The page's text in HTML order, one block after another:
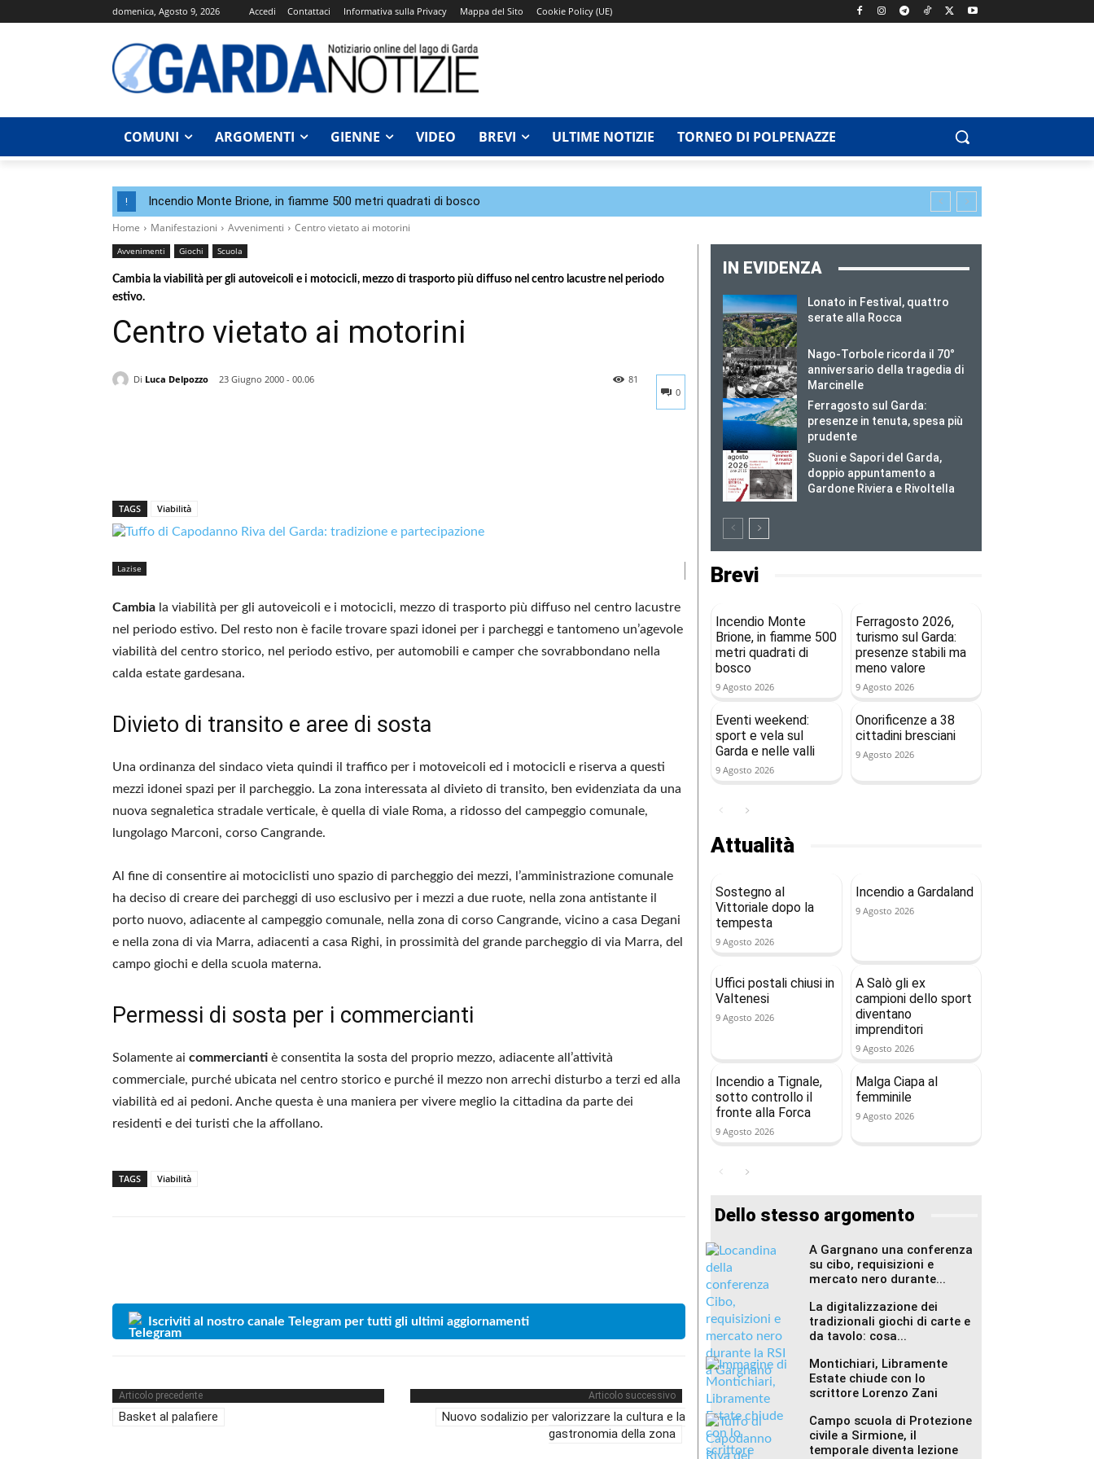
domenica, Agosto 9, 2026 Accedi Contattaci Informativa sulla Privacy Mappa del Sito Cookie Policy (UE)
COMUNI ARGOMENTI GIENNE VIDEO BREVI ULTIME NOTIZIE TORNEO DI POLPENAZZE
! Incendio Monte Brione, in fiamme 500 metri quadrati di bosco
Home Manifestazioni Avvenimenti Centro vietato ai motorini
Avvenimenti Giochi Scuola
Cambia la viabilità per gli autoveicoli e i motocicli, mezzo di trasporto più diffuso nel centro lacustre nel periodo
estivo.
Centro vietato ai motorini
Di Luca Delpozzo
23 Giugno 2000 - 00.06
0
81
TAGS Viabilità
Lazise
Cambia la viabilità per gli autoveicoli e i motocicli, mezzo di trasporto più diffuso nel centro lacustre
nel periodo estivo. Del resto non è facile trovare spazi idonei per i parcheggi e tantomeno un’agevole
viabilità del centro storico, nel periodo estivo, per automobili e camper che sovrabbondano nella
calda estate gardesana.
Divieto di transito e aree di sosta
Una ordinanza del sindaco vieta quindi il traffico per i motoveicoli ed i motocicli e riserva a questi
mezzi idonei spazi per il parcheggio. La zona interessata al divieto di transito, ben evidenziata da una
nuova segnaletica stradale verticale, è quella di viale Roma, a ridosso del campeggio comunale,
lungolago Marconi, corso Cangrande.
Al fine di consentire ai motociclisti uno spazio di parcheggio dei mezzi, l’amministrazione comunale
ha deciso di creare dei parcheggi di uso esclusivo per i mezzi a due ruote, nella zona antistante il
porto nuovo, adiacente al campeggio comunale, nella zona di corso Cangrande, vicino a casa Degani
e nella zona di via Marra, adiacenti a casa Righi, in prossimità del grande parcheggio di via Marra, del
campo giochi e della scuola materna.
Permessi di sosta per i commercianti
Solamente ai commercianti è consentita la sosta del proprio mezzo, adiacente all’attività
commerciale, purché ubicata nel centro storico e purché il mezzo non arrechi disturbo a terzi ed alla
viabilità ed ai pedoni. Anche questa è una maniera per vivere meglio la cittadina da parte dei
residenti e dei turisti che la affollano.
TAGS Viabilità
Iscriviti al nostro canale Telegram per tutti gli ultimi aggiornamenti
Articolo precedente
Basket al palafiere
Articolo successivo
Nuovo sodalizio per valorizzare la cultura e la
gastronomia della zona
IN EVIDENZA
Lonato in Festival, quattro
serate alla Rocca
Nago-Torbole ricorda il 70°
anniversario della tragedia di
Marcinelle
Ferragosto sul Garda:
presenze in tenuta, spesa più
prudente
Suoni e Sapori del Garda,
doppio appuntamento a
Gardone Riviera e Rivoltella
Brevi
Incendio Monte
Brione, in fiamme 500
metri quadrati di
bosco
9 Agosto 2026
Ferragosto 2026,
turismo sul Garda:
presenze stabili ma
meno valore
9 Agosto 2026
Eventi weekend:
sport e vela sul
Garda e nelle valli
9 Agosto 2026
Onorificenze a 38
cittadini bresciani
9 Agosto 2026
Attualità
Sostegno al
Vittoriale dopo la
tempesta
9 Agosto 2026
Incendio a Gardaland
9 Agosto 2026
Uffici postali chiusi in
Valtenesi
9 Agosto 2026
A Salò gli ex
campioni dello sport
diventano
imprenditori
9 Agosto 2026
Incendio a Tignale,
sotto controllo il
fronte alla Forca
9 Agosto 2026
Malga Ciapa al
femminile
9 Agosto 2026
Dello stesso argomento
A Gargnano una conferenza
su cibo, requisizioni e
mercato nero durante...
La digitalizzazione dei
tradizionali giochi di carte e
da tavolo: cosa...
Montichiari, Libramente
Estate chiude con lo
scrittore Lorenzo Zani
Campo scuola di Protezione
civile a Sirmione, il
temporale diventa lezione